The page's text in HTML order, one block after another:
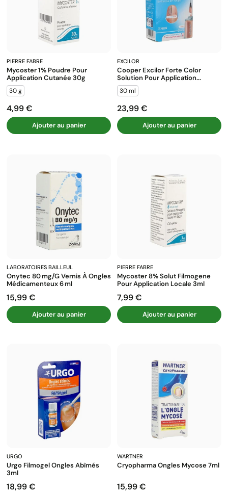
PIERRE FABRE
Mycoster 1% Poudre Pour
Application Cutanée 30g
30 g
Prix
4,99 €
Ajouter au panier
EXCILOR
Cooper Excilor Forte Color
Solution Pour Application...
30 ml
Prix
23,99 €
Ajouter au panier
LABORATOIRES BAILLEUL
Onytec 80 Mg/g Vernis À Ongles
Médicamenteux 6 Ml
Prix
15,99 €
Ajouter au panier
PIERRE FABRE
Mycoster 8% Solut Filmogene
Pour Application Locale 3ml
Prix
7,99 €
Ajouter au panier
URGO
Urgo Filmogel Ongles Abîmés
3ml
Prix
18,99 €
WARTNER
Cryopharma Ongles Mycose 7ml
Prix
15,99 €